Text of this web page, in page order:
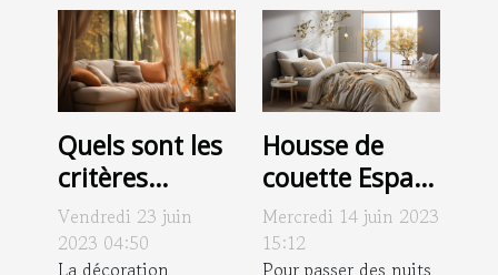
Quels sont les
critères
importants
pour
Vendredi 23 juin
2023 04:50
La décoration
Housse de
couette Espace
: des critères
pour bien
Mercredi 14 juin 2023
15:12
Pour passer des nuits